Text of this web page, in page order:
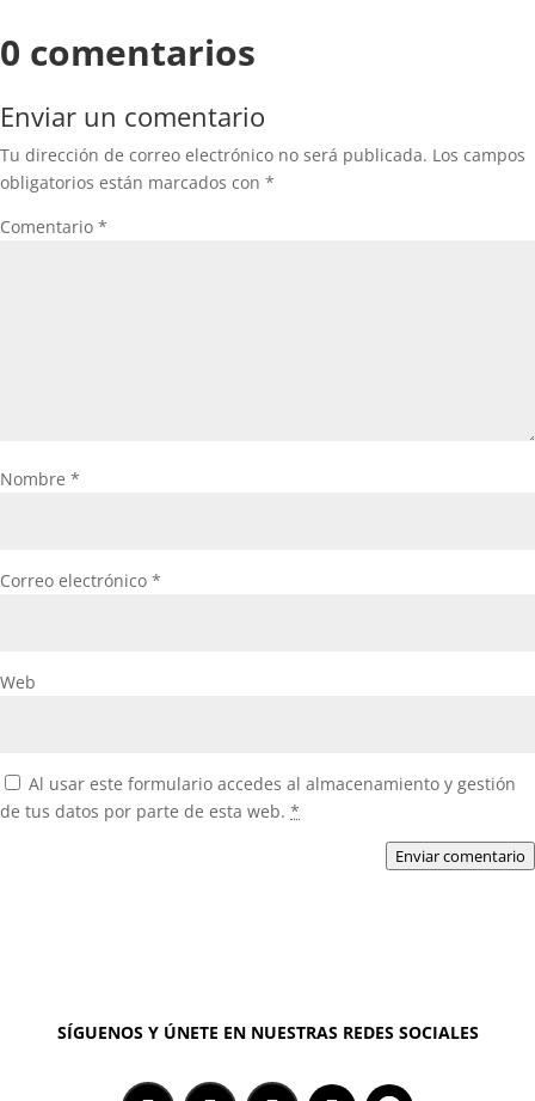
0 comentarios
Enviar un comentario
Tu dirección de correo electrónico no será publicada. Los campos
obligatorios están marcados con *
Comentario *
Nombre *
Correo electrónico *
Web
Al usar este formulario accedes al almacenamiento y gestión
de tus datos por parte de esta web. *
Enviar comentario
SÍGUENOS Y ÚNETE EN NUESTRAS REDES SOCIALES